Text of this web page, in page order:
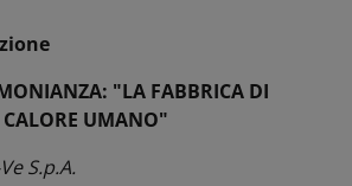
"LA FABBRICA DI
UMANO"
S.p.A.